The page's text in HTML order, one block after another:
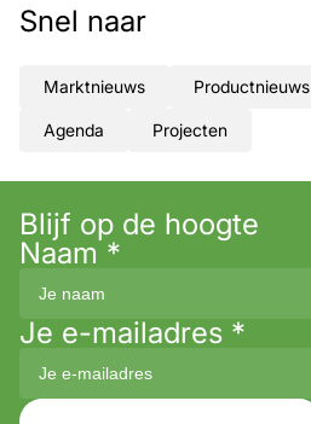
Snel naar
Marktnieuws Productnieuws
Agenda Projecten
Blijf op de hoogte
Naam *
Je e-mailadres *